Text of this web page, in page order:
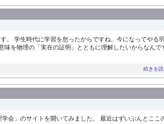
。 学生時代に学習を怠ったからですね。今になってやる
を物理の「実在の証明」とともに理解したいからなんで
続きを
会」のサイトを開いてみました。 最近はずいぶんとここ